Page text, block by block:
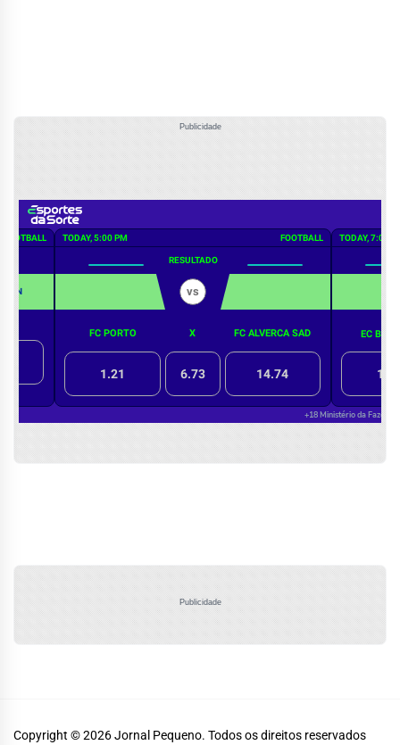
Publicidade
Publicidade
Copyright © 2026Jornal Pequeno. Todos os direitos reservados